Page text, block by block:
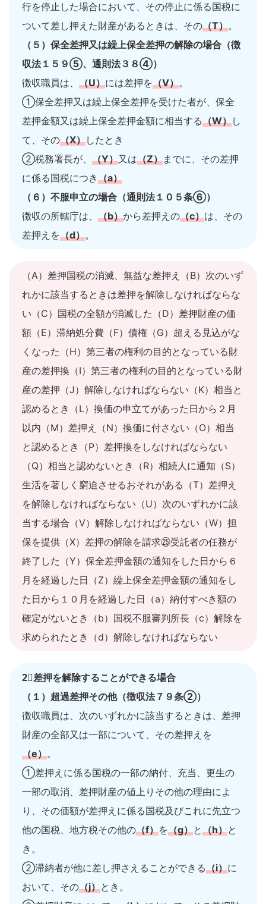
行を停止した場合において、その停止に係る国税に
ついて差し押えた財産があるときは、その（T）。
（５）保全差押又は繰上保全差押の解除の場合（徴
収法１５９⑤、通則法３８④）
徴収職員は、（U）には差押を（V）。
①保全差押又は繰上保全差押を受けた者が、保全
差押金額又は繰上保全差押金額に相当する（W）し
て、その（X）したとき
②税務署長が、（Y）又は（Z）までに、その差押
に係る国税につき（a）
（６）不服申立の場合（通則法１０５条⑥）
徴収の所轄庁は、（b）から差押えの（c）は、その
差押えを（d）。
（A）差押国税の消滅、無益な差押え（B）次のいず
れかに該当するときは差押を解除しなければならな
い（C）国税の全額が消滅した（D）差押財産の価
額（E）滞納処分費（F）債権（G）超える見込がな
くなった（H）第三者の権利の目的となっている財
産の差押換（I）第三者の権利の目的となっている財
産の差押（J）解除しなければならない（K）相当と
認めるとき（L）換価の申立てがあった日から２月
以内（M）差押え（N）換価に付さない（O）相当
と認めるとき（P）差押換をしなければならない
（Q）相当と認めないとき（R）相続人に通知（S）
生活を著しく窮迫させるおそれがある（T）差押え
を解除しなければならない（U）次のいずれかに該
当する場合（V）解除しなければならない（W）担
保を提供（X）差押の解除を請求㉕受託者の任務が
終了した（Y）保全差押金額の通知をした日から６
月を経過した日（Z）繰上保全差押金額の通知をし
た日から１０月を経過した日（a）納付すべき額の
確定がないとき（b）国税不服審判所長（c）解除を
求められたとき（d）解除しなければならない
2⃣差押を解除することができる場合
（１）超過差押その他（徴収法７９条②）
徴収職員は、次のいずれかに該当するときは、差押
財産の全部又は一部について、その差押えを
（e）。
①差押えに係る国税の一部の納付、充当、更生の
一部の取消、差押財産の値上りその他の理由によ
り、その価額が差押えに係る国税及びこれに先立つ
他の国税、地方税その他の（f）を（g）と（h）と
き。
②滞納者が他に差し押さえることができる（i）に
おいて、その（j）とき。